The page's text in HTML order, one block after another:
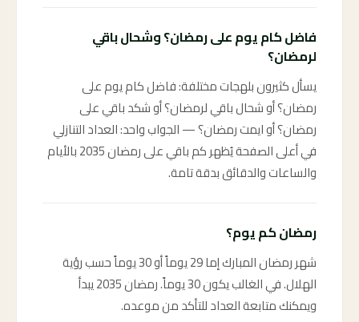
فاضل كام يوم على رمضان؟ وشحال باقي
لرمضان؟
يسأل كثيرون بلهجات مختلفة: فاضل كام يوم على
رمضان؟ أو شحال باقي لرمضان؟ أو شكد باقي على
رمضان؟ أو ايمت رمضان؟ — الجواب واحد: العداد التنازلي
في أعلى الصفحة يُظهر كم باقي على رمضان 2035 بالأيام
والساعات والدقائق بدقة تامة.
رمضان كم يوم؟
شهر رمضان المبارك إما 29 يوماً أو 30 يوماً حسب رؤية
الهلال. في الغالب يكون 30 يوماً. رمضان 2035 يبدأ
ويمكنك متابعة العداد للتأكد من موعده.